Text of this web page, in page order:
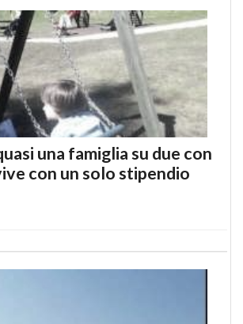
una famiglia su due con
con un solo stipendio